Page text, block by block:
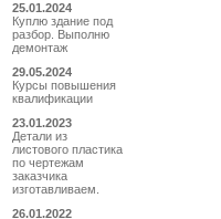
25.01.2024
Куплю здание под
разбор. Выполню
демонтаж
29.05.2024
Курсы повышения
квалификации
23.01.2023
Детали из
листового пластика
по чертежам
заказчика
изготавливаем.
26.01.2022